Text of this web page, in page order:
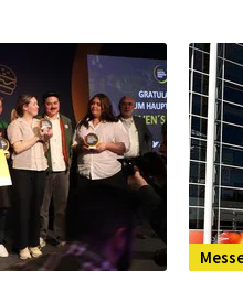
Top-Themen der
positive
vor.